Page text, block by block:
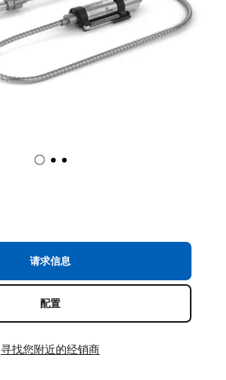
请求信息
配置
寻找您附近的经销商